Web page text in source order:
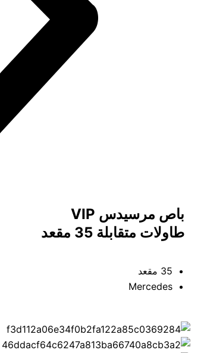
باص مرسيدس VIP
طاولات متقابلة 35 مقعد
35 مقعد
Mercedes